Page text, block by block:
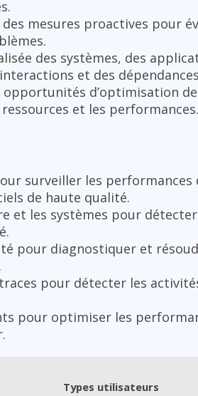
mesures proactives pour
des systèmes, des
et des
opportunités d’optimisation
et les performances.
surveiller les
de haute qualité.
et les systèmes pour
pour diagnostiquer et
pour détecter les
pour optimiser les
Types utilisateurs